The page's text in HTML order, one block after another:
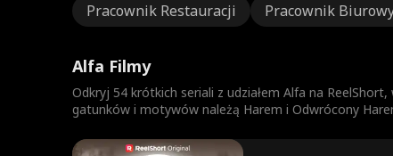
Pracownik Restauracji
Pracownik
Alfa Filmy
Odkryj 54 krótkich seriali z udziałem Alfa na
gatunków i motywów należą Harem i Odwrócony